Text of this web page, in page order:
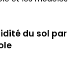
du sol par